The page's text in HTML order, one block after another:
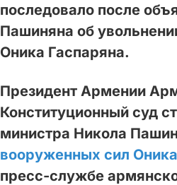
последовало после
Пашиняна об
Оника Гаспаряна.
Президент Армении
Конституционный суд
министра Никола
вооруженных сил
пресс-службе